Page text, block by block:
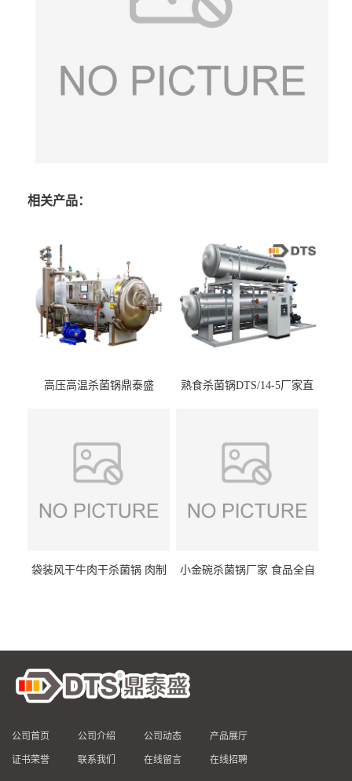
相关产品：
高压高温杀菌锅鼎泰盛
熟食杀菌锅DTS/14-5厂家直
袋装风干牛肉干杀菌锅 肉制
小金碗杀菌锅厂家 食品全自
公司首页 公司介绍 公司动态 产品展厅
证书荣誉 联系我们 在线留言 在线招聘